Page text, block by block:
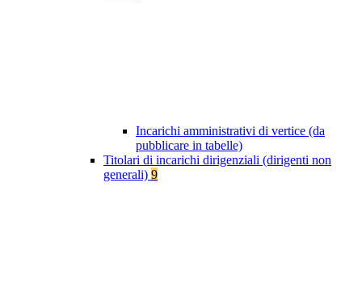
Incarichi amministrativi di vertice (da
pubblicare in tabelle)
Titolari di incarichi dirigenziali (dirigenti non
generali) 9